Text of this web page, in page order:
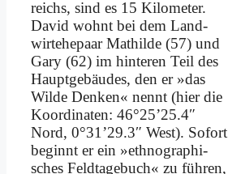
reichs, sind es 15 Ki­lo­me­ter.
Da­vid wohnt bei dem Land­
wir­t­ehe­paar Mat­hil­de (57) und
Ga­ry (62) im hin­te­ren Teil des
Haupt­ge­bäu­des, den er »das
Wil­de Den­ken« nennt (hier die
Ko­or­di­na­ten: 46°25’25.4″
Nord, 0°31’29.3″ West). So­fort
be­ginnt er ein »eth­no­gra­phi­
sches Feld­ta­ge­buch« zu füh­ren,